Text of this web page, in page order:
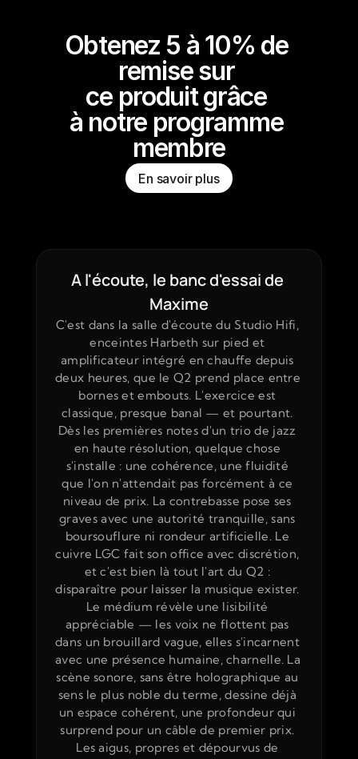
C'est dans la salle d'écoute du Studio Hifi,
enceintes Harbeth sur pied et
amplificateur intégré en chauffe depuis
deux heures, que le Q2 prend place entre
bornes et embouts. L'exercice est
classique, presque banal — et pourtant.
Dès les premières notes d'un trio de jazz
en haute résolution, quelque chose
s'installe : une cohérence, une fluidité
que l'on n'attendait pas forcément à ce
niveau de prix. La contrebasse pose ses
graves avec une autorité tranquille, sans
boursouflure ni rondeur artificielle. Le
cuivre LGC fait son office avec discrétion,
et c'est bien là tout l'art du Q2 :
disparaître pour laisser la musique exister.
Le médium révèle une lisibilité
appréciable — les voix ne flottent pas
dans un brouillard vague, elles s'incarnent
avec une présence humaine, charnelle. La
scène sonore, sans être holographique au
sens le plus noble du terme, dessine déjà
un espace cohérent, une profondeur qui
surprend pour un câble de premier prix.
Les aigus, propres et dépourvus de
A l'écoute, le banc d'essai de
Maxime
Obtenez 5 à 10% de
remise sur
ce produit grâce
à notre programme
membre
En savoir plus